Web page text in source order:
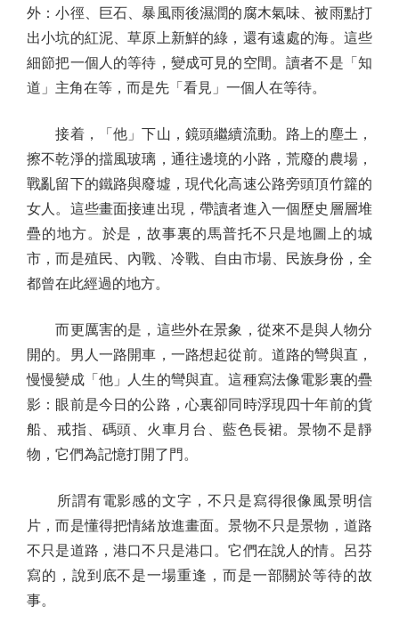
外：小徑、巨石、暴風雨後濕潤的腐木氣味、被雨點打
出小坑的紅泥、草原上新鮮的綠，還有遠處的海。這些
細節把一個人的等待，變成可見的空間。讀者不是「知
道」主角在等，而是先「看見」一個人在等待。
接着，「他」下山，鏡頭繼續流動。路上的塵土，
擦不乾淨的擋風玻璃，通往邊境的小路，荒廢的農場，
戰亂留下的鐵路與廢墟，現代化高速公路旁頭頂竹籮的
女人。這些畫面接連出現，帶讀者進入一個歷史層層堆
疊的地方。於是，故事裏的馬普托不只是地圖上的城
市，而是殖民、內戰、冷戰、自由市場、民族身份，全
都曾在此經過的地方。
而更厲害的是，這些外在景象，從來不是與人物分
開的。男人一路開車，一路想起從前。道路的彎與直，
慢慢變成「他」人生的彎與直。這種寫法像電影裏的疊
影：眼前是今日的公路，心裏卻同時浮現四十年前的貨
船、戒指、碼頭、火車月台、藍色長裙。景物不是靜
物，它們為記憶打開了門。
所謂有電影感的文字，不只是寫得很像風景明信
片，而是懂得把情緒放進畫面。景物不只是景物，道路
不只是道路，港口不只是港口。它們在說人的情。呂芬
寫的，說到底不是一場重逢，而是一部關於等待的故
事。